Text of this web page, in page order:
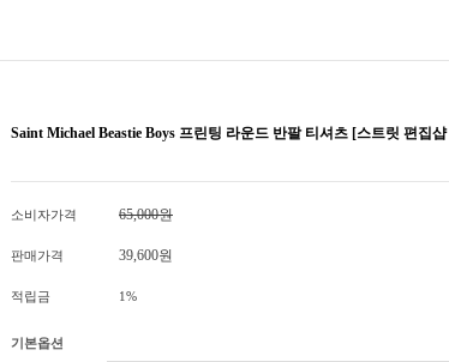
Saint Michael Beastie Boys 프린팅 라운드 반팔 티셔츠 [스트릿 편집
소비자가격 65,000원
판매가격 39,600원
적립금 1%
기본옵션